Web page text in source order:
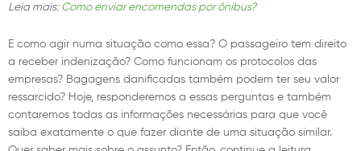
Leia mais: Como enviar encomendas por ônibus?
E como agir numa situação como essa? O passageiro tem direito
a receber indenização? Como funcionam os protocolos das
empresas? Bagagens danificadas também podem ter seu valor
ressarcido? Hoje, responderemos a essas perguntas e também
contaremos todas as informações necessárias para que você
saiba exatamente o que fazer diante de uma situação similar.